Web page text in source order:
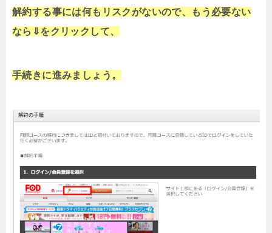
解約する事には何もリスクがないので、もう必要ない
なら⇓をクリックして、
手続きに進みましょう。